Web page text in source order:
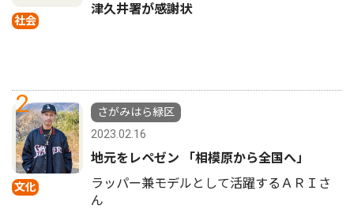
社会
津久井署が感謝状
2
文化
さがみはら緑区
2023.02.16
地元をレペゼン 「相模原から全国へ」
ラッパー兼モデルとして活躍するＡＲＩさ
ん